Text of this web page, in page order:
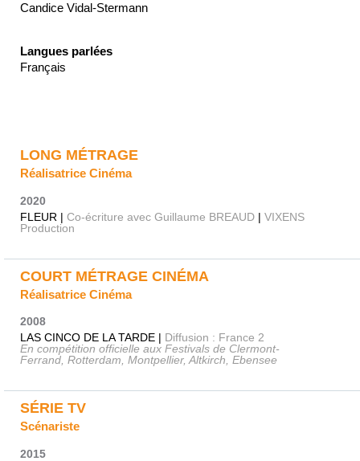
Candice Vidal-Stermann
Langues parlées
Français
LONG MÉTRAGE
Réalisatrice Cinéma
2020
FLEUR | Co-écriture avec Guillaume BREAUD | VIXENS
Production
COURT MÉTRAGE CINÉMA
Réalisatrice Cinéma
2008
LAS CINCO DE LA TARDE | Diffusion : France 2
En compétition officielle aux Festivals de Clermont-
Ferrand, Rotterdam, Montpellier, Altkirch, Ebensee
SÉRIE TV
Scénariste
2015